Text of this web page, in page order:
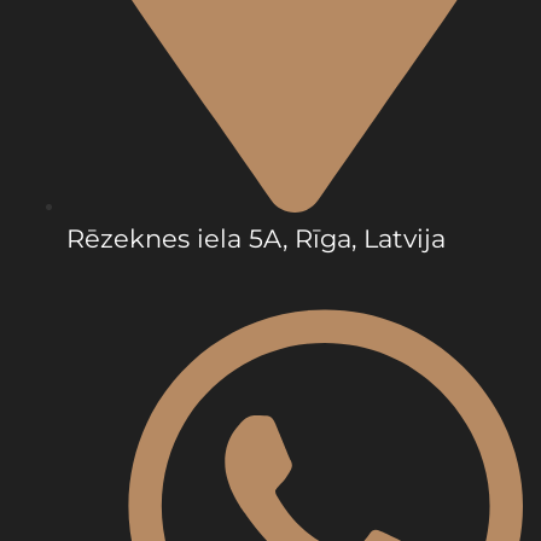
Rēzeknes iela 5A, Rīga, Latvija